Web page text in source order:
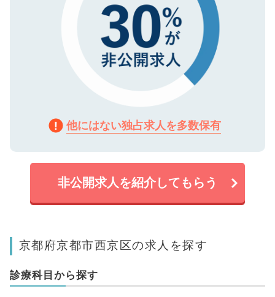
他にはない独占求人を多数保有
非公開求人を紹介してもらう
京都府京都市西京区の求人を探す
診療科目から探す